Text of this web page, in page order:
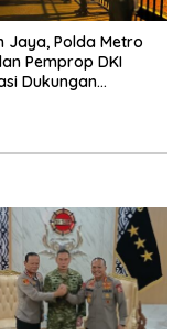
Jaya, Polda Metro
Pemprop DKI
Dukungan